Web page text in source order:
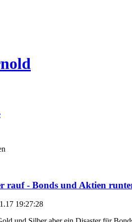
rauf - Bonds und Aktien
19:27:28